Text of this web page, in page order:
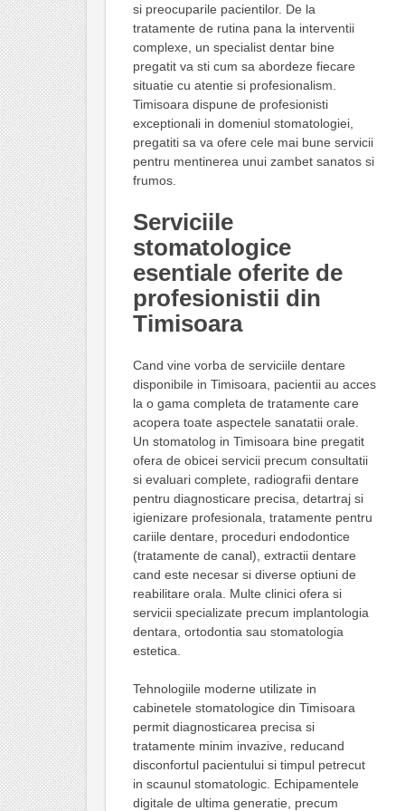
si preocuparile pacientilor. De la
tratamente de rutina pana la interventii
complexe, un specialist dentar bine
pregatit va sti cum sa abordeze fiecare
situatie cu atentie si profesionalism.
Timisoara dispune de profesionisti
exceptionali in domeniul stomatologiei,
pregatiti sa va ofere cele mai bune servicii
pentru mentinerea unui zambet sanatos si
frumos.
Serviciile
stomatologice
esentiale oferite de
profesionistii din
Timisoara
Cand vine vorba de serviciile dentare
disponibile in Timisoara, pacientii au acces
la o gama completa de tratamente care
acopera toate aspectele sanatatii orale.
Un stomatolog in Timisoara bine pregatit
ofera de obicei servicii precum consultatii
si evaluari complete, radiografii dentare
pentru diagnosticare precisa, detartraj si
igienizare profesionala, tratamente pentru
cariile dentare, proceduri endodontice
(tratamente de canal), extractii dentare
cand este necesar si diverse optiuni de
reabilitare orala. Multe clinici ofera si
servicii specializate precum implantologia
dentara, ortodontia sau stomatologia
estetica.
Tehnologiile moderne utilizate in
cabinetele stomatologice din Timisoara
permit diagnosticarea precisa si
tratamente minim invazive, reducand
disconfortul pacientului si timpul petrecut
in scaunul stomatologic. Echipamentele
digitale de ultima generatie, precum